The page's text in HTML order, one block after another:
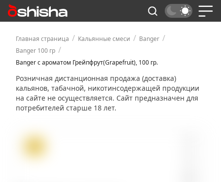
Главная страница / Кальянные смеси / Banger /
Banger 100 гр /
Banger с ароматом Грейпфрут(Grapefruit), 100 гр.
Розничная дистанционная продажа (доставка)
кальянов, табачной, никотинсодержащей продукции
на сайте не осуществляется. Сайт предназначен для
потребителей старше 18 лет.